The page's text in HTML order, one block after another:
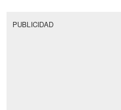
PUBLICIDAD